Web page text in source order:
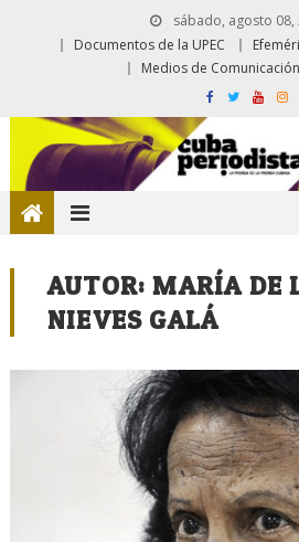
sábado, agosto 08,
Documentos de la UPEC
Medios de
AUTOR:MARÍA DE
NIEVES GALÁ